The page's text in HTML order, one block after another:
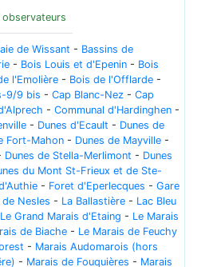
observateurs
de Wissant - Bassins de
- Bois Louis et d'Epenin - Bois
l'Emolière - Bois de l'Offlarde -
9/9 bis - Cap Blanc-Nez - Cap
- Communal d'Hardinghen -
- Dunes d'Ecault - Dunes de
Fort-Mahon - Dunes de Mayville -
Dunes de Stella-Merlimont - Dunes
du Mont St-Frieux et de Ste-
- Foret d'Eperlecques - Gare
Nesles - La Ballastière - Lac Bleu
Le Grand Marais d'Etaing - Le Marais
de Biache - Le Marais de Feuchy
- Marais Audomarois (hors
- Marais de Fouquières - Marais